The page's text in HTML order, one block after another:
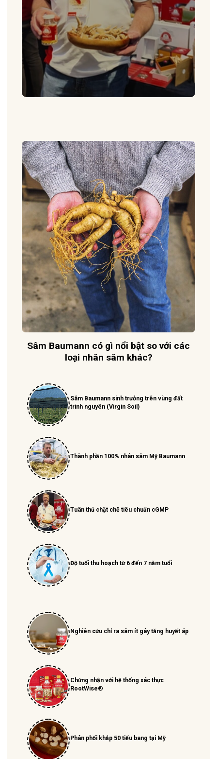
Sâm Baumann sinh trưởng trên vùng đất
trinh nguyên (Virgin Soil)
Thành phần 100% nhân sâm Mỹ Baumann
Tuân thủ chặt chẽ tiêu chuẩn cGMP
Độ tuổi thu hoạch từ 6 đến 7 năm tuổi
Sâm Baumann có gì nổi bật so với các
loại nhân sâm khác?
Nghiên cứu chỉ ra sâm ít gây tăng huyết áp
Chứng nhận với hệ thống xác thực
RootWise®
Phân phối khắp 50 tiểu bang tại Mỹ